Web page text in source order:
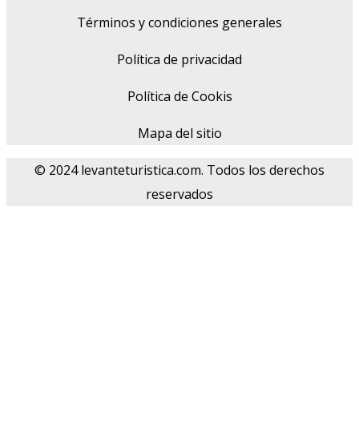
Términos y condiciones generales
Política de privacidad
Política de Cookis
Mapa del sitio
© 2024 levanteturistica.com. Todos los derechos
reservados